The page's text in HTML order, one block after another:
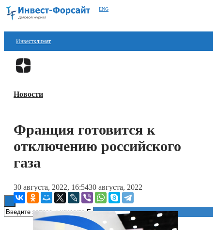
ENG
Инвестклимат
Финансы
Блокчейн
Технологии
Новости
Франция готовится к
отключению российского
газа
30 августа, 2022, 16:5430 августа, 2022